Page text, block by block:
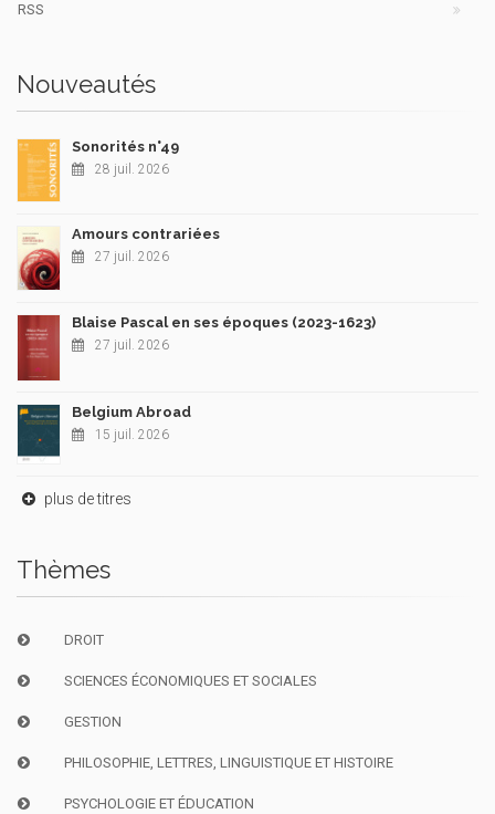
RSS
Nouveautés
Sonorités n°49
28 juil. 2026
Amours contrariées
27 juil. 2026
Blaise Pascal en ses époques (2023-1623)
27 juil. 2026
Belgium Abroad
15 juil. 2026
plus de titres
Thèmes
DROIT
SCIENCES ÉCONOMIQUES ET SOCIALES
GESTION
PHILOSOPHIE, LETTRES, LINGUISTIQUE ET HISTOIRE
PSYCHOLOGIE ET ÉDUCATION